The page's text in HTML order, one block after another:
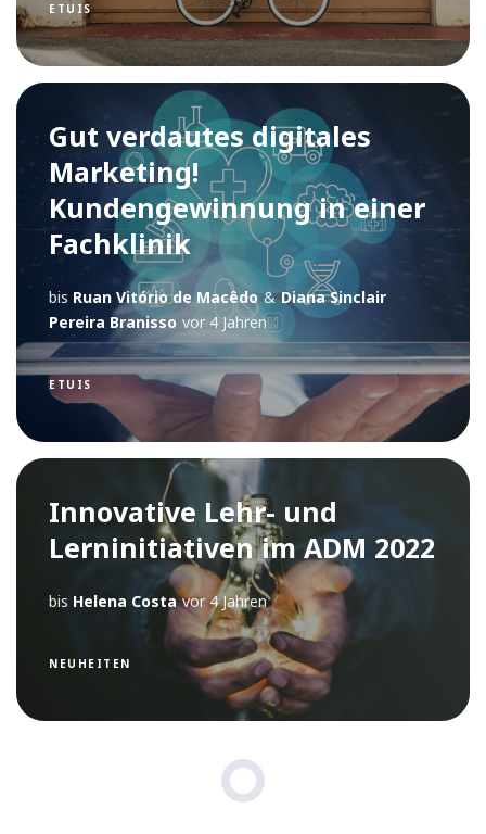
ETUIS
Gut verdautes digitales
Marketing!
Kundengewinnung in einer
Fachklinik
bis Ruan Vitório de Macêdo & Diana Sinclair
Pereira Branisso vor 4 Jahren
ETUIS
Innovative Lehr- und
Lerninitiativen im ADM 2022
bis Helena Costa vor 4 Jahren
NEUHEITEN